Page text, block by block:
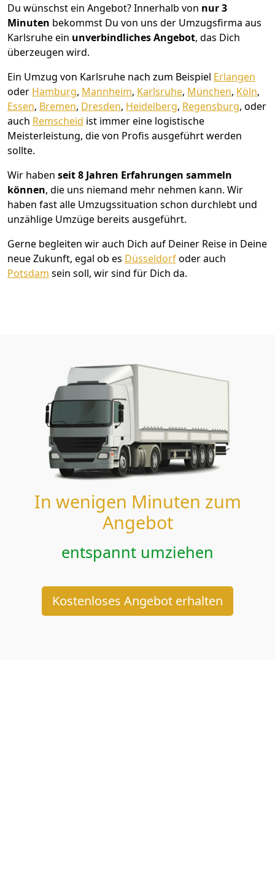
Du wünschst ein Angebot? Innerhalb von nur 3
Minuten bekommst Du von uns der Umzugsfirma aus
Karlsruhe ein unverbindliches Angebot, das Dich
überzeugen wird.
Ein Umzug von Karlsruhe nach zum Beispiel Erlangen
oder Hamburg, Mannheim, Karlsruhe, München, Köln,
Essen, Bremen, Dresden, Heidelberg, Regensburg, oder
auch Remscheid ist immer eine logistische
Meisterleistung, die von Profis ausgeführt werden
sollte.
Wir haben seit8 Jahren Erfahrungen sammeln
können, die uns niemand mehr nehmen kann. Wir
haben fast alle Umzugssituation schon durchlebt und
unzählige Umzüge bereits ausgeführt.
Gerne begleiten wir auch Dich auf Deiner Reise in Deine
neue Zukunft, egal ob es Düsseldorfoder auch
Potsdam sein soll, wir sind für Dich da.
In wenigen Minuten zum
Angebot
entspannt umziehen
Kostenloses Angebot erhalten